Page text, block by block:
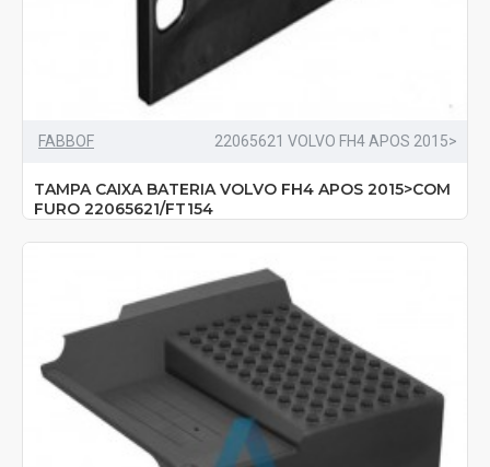
FABBOF 22065621 VOLVO FH4 APOS 2015>
TAMPA CAIXA BATERIA VOLVO FH4 APOS 2015>COM
FURO 22065621/FT154